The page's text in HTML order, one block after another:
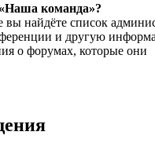
команда»?
вы найдёте список
и другую
о форумах, которые они